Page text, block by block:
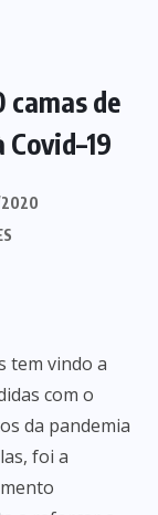
camas de
tem vindo a
com o
da pandemia
foi a